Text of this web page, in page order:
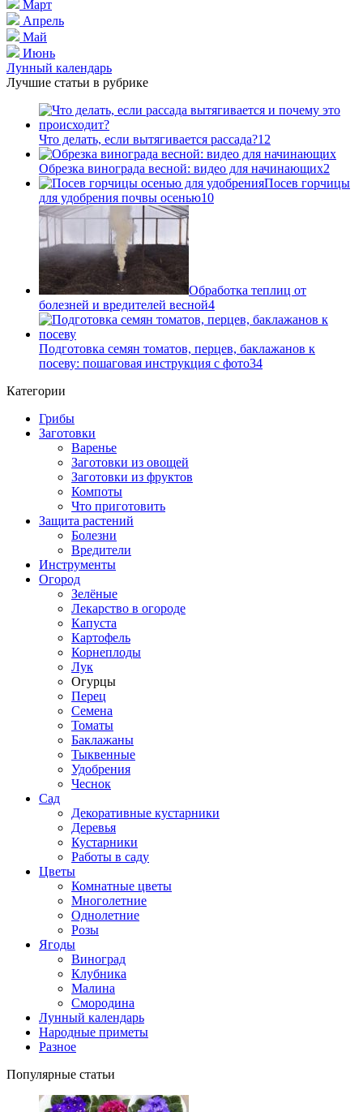
Март
Апрель
Май
Июнь
Лунный календарь
Лучшие статьи в рубрике
Что делать, если вытягивается рассада?12
Обрезка винограда весной: видео для начинающих2
Посев горчицы
для удобрения почвы осенью10
Обработка теплиц от
болезней и вредителей весной4
Подготовка семян томатов, перцев, баклажанов к
посеву: пошаговая инструкция с фото34
Категории
Грибы
Заготовки
Варенье
Заготовки из овощей
Заготовки из фруктов
Компоты
Что приготовить
Защита растений
Болезни
Вредители
Инструменты
Огород
Зелёные
Лекарство в огороде
Капуста
Картофель
Корнеплоды
Лук
Огурцы
Перец
Семена
Томаты
Баклажаны
Тыквенные
Удобрения
Чеснок
Сад
Декоративные кустарники
Деревья
Кустарники
Работы в саду
Цветы
Комнатные цветы
Многолетние
Однолетние
Розы
Ягоды
Виноград
Клубника
Малина
Смородина
Лунный календарь
Народные приметы
Разное
Популярные статьи